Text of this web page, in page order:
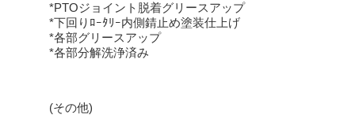
*PTOジョイント脱着グリースアップ
*下回りﾛｰﾀﾘｰ内側錆止め塗装仕上げ
*各部グリースアップ
*各部分解洗浄済み
(その他)